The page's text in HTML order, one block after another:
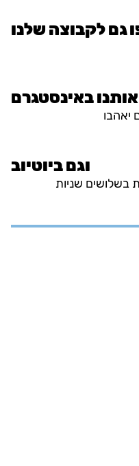
גם לקבוצה שלנו
באינסטגרם
יאהבו
וגם ביוטיוב
בשלושים שניות